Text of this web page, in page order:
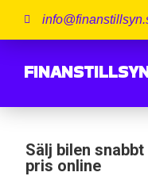
Sälj bilen
pris online